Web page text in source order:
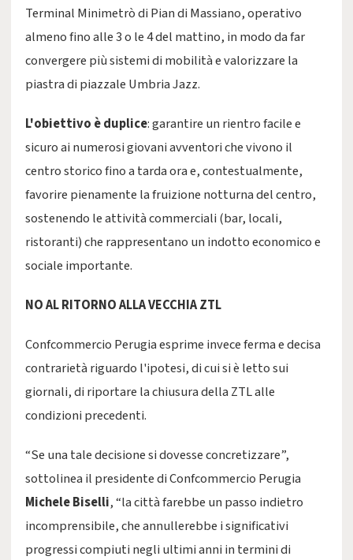
Terminal Minimetrò di Pian di Massiano, operativo
almeno fino alle 3 o le 4 del mattino, in modo da far
convergere più sistemi di mobilità e valorizzare la
piastra di piazzale Umbria Jazz.
L'obiettivo è duplice: garantire un rientro facile e
sicuro ai numerosi giovani avventori che vivono il
centro storico fino a tarda ora e, contestualmente,
favorire pienamente la fruizione notturna del centro,
sostenendo le attività commerciali (bar, locali,
ristoranti) che rappresentano un indotto economico e
sociale importante.
NO AL RITORNO ALLA VECCHIA ZTL
Confcommercio Perugia esprime invece ferma e decisa
contrarietà riguardo l'ipotesi, di cui si è letto sui
giornali, di riportare la chiusura della ZTL alle
condizioni precedenti.
“Se una tale decisione si dovesse concretizzare”,
sottolinea il presidente di Confcommercio Perugia
Michele Biselli, “la città farebbe un passo indietro
incomprensibile, che annullerebbe i significativi
progressi compiuti negli ultimi anni in termini di